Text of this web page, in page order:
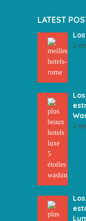
LATEST
2
2